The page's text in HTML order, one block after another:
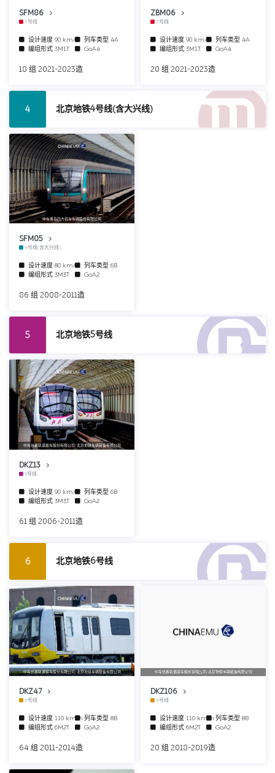
SFM86
3号线
设计速度 90 km/h 列车类型 4A
编组形式 3M1T GoA4
18 组 2021-2023造
ZBM06
3号线
设计速度 90 km/h 列车类型 4A
编组形式 3M1T GoA4
20 组 2021-2023造
4 北京地铁4号线(含大兴线)
中车青岛四方机车车辆股份有限公司
SFM05
4号线(含大兴线)
设计速度 80 km/h 列车类型 6B
编组形式 3M3T GoA2
86 组 2008-2011造
5 北京地铁5号线
中车长春轨道客车股份有限公司/北京地铁车辆装备有限公司
DKZ13
5号线
设计速度 90 km/h 列车类型 6B
编组形式 3M3T GoA2
61 组 2006-2011造
6 北京地铁6号线
中车长春轨道客车股份有限公司/北京地铁车辆装备有限公司
DKZ47
6号线
设计速度 110 km/h列车类型 8B
编组形式 6M2T GoA2
64 组 2011-2014造
中车长春轨道客车股份有限公司/北京地铁车辆装备有限公司
DKZ106
6号线
设计速度 110 km/h列车类型 8B
编组形式 6M2T GoA2
20 组 2018-2019造